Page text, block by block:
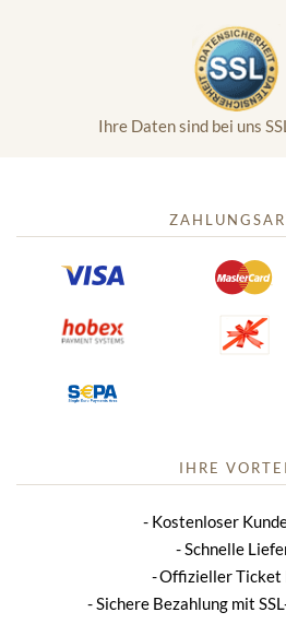
Ihre Daten sind bei uns
IHRE
Kostenloser
Schnelle
Offizieller Ticket
Sichere Bezahlung mit